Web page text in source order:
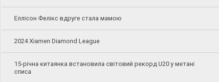
Еллісон Фелікс вдруге стала мамою
2024 Xiamen Diamond League
15-річна китаянка встановила світовий рекорд U20 у метані
списа